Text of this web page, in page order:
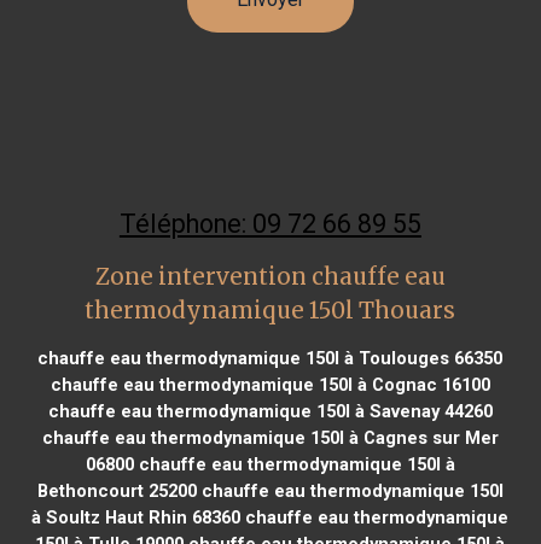
Téléphone: 09 72 66 89 55
Zone intervention chauffe eau
thermodynamique 150l Thouars
chauffe eau thermodynamique 150l à Toulouges 66350
chauffe eau thermodynamique 150l à Cognac 16100
chauffe eau thermodynamique 150l à Savenay 44260
chauffe eau thermodynamique 150l à Cagnes sur Mer
06800chauffe eau thermodynamique 150l à
Bethoncourt 25200chauffe eau thermodynamique 150l
à Soultz Haut Rhin 68360 chauffe eau thermodynamique